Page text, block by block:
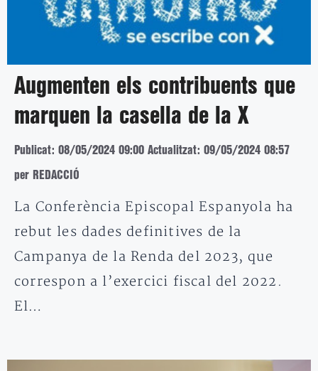
Augmenten els contribuents que
marquen la casella de la X
Publicat: 08/05/2024 09:00 Actualitzat: 09/05/2024 08:57
per REDACCIÓ
La Conferència Episcopal Espanyola ha
rebut les dades definitives de la
Campanya de la Renda del 2023, que
correspon a l’exercici fiscal del 2022.
El…